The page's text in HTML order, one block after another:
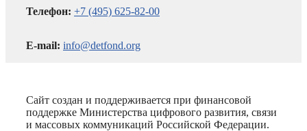
Телефон: +7 (495) 625-82-00
E-mail: info@detfond.org
Сайт создан и поддерживается при финансовой
поддержке Министерства цифрового развития, связи
и массовых коммуникаций Российской Федерации.